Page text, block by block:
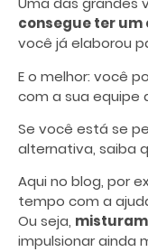
consegue ter um
você já elaborou
E o melhor: você
com a sua equipe
Se você está se
alternativa, saiba
Aqui no blog, por
tempo com a
Ou seja,
impulsionar ainda